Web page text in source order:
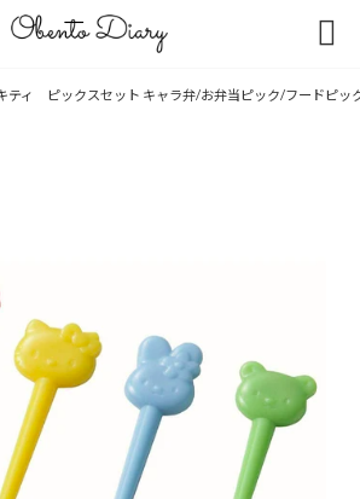

ティ ピックスセット キャラ弁/お弁当ピック/フードピッ